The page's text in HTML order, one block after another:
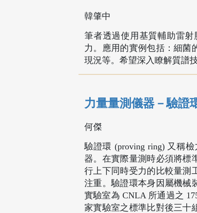
韓肇中
筆者透過使用基質輔助雷
力。應用的實例包括：細菌
現況等。希望深入瞭解質譜
力量量測儀器－驗證
何傑
驗證環 (proving ring) 又稱
器。在實際量測時必須將標
行上下同時受力的比較量測
注重。驗證環本身因屬機械
實驗室為 CNLA 所通過之
家實驗室之標準比對後三十